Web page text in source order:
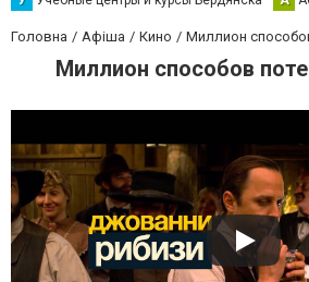
Головна Афіша Кино Миллион
Миллион способов